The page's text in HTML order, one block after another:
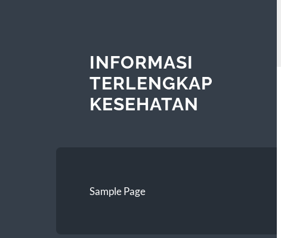
INFORMASI
TERLENGKAP
KESEHATAN
Sample Page